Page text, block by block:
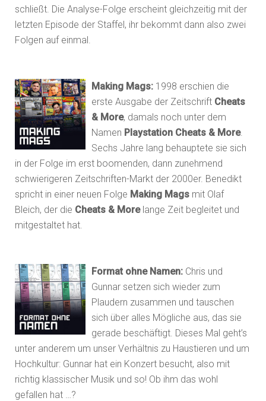
schließt. Die Analyse-Folge erscheint gleichzeitig mit der
letzten Episode der Staffel, ihr bekommt dann also zwei
Folgen auf einmal.
Making Mags: 1998 erschien die
erste Ausgabe der Zeitschrift Cheats
& More, damals noch unter dem
Namen Playstation Cheats & More.
Sechs Jahre lang behauptete sie sich
in der Folge im erst boomenden, dann zunehmend
schwierigeren Zeitschriften-Markt der 2000er. Benedikt
spricht in einer neuen Folge Making Mags mit Olaf
Bleich, der die Cheats & Morelange Zeit begleitet und
mitgestaltet hat.
Format ohne Namen: Chris und
Gunnar setzen sich wieder zum
Plaudern zusammen und tauschen
sich über alles Mögliche aus, das sie
gerade beschäftigt. Dieses Mal geht’s
unter anderem um unser Verhältnis zu Haustieren und um
Hochkultur: Gunnar hat ein Konzert besucht, also mit
richtig klassischer Musik und so! Ob ihm das wohl
gefallen hat …?